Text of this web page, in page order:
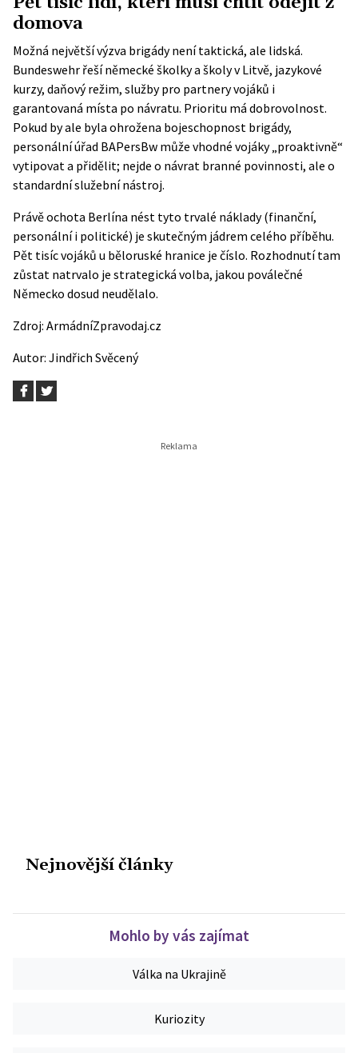
domova
Možná největší výzva brigády není taktická, ale lidská.
Bundeswehr řeší německé školky a školy v Litvě, jazykové
kurzy, daňový režim, služby pro partnery vojáků i
garantovaná místa po návratu. Prioritu má dobrovolnost.
Pokud by ale byla ohrožena bojeschopnost brigády,
personální úřad BAPersBw může vhodné vojáky „proaktivně“
vytipovat a přidělit; nejde o návrat branné povinnosti, ale o
standardní služební nástroj.
Právě ochota Berlína nést tyto trvalé náklady (finanční,
personální i politické) je skutečným jádrem celého příběhu.
Pět tisíc vojáků u běloruské hranice je číslo. Rozhodnutí tam
zůstat natrvalo je strategická volba, jakou poválečné
Německo dosud neudělalo.
Zdroj: ArmádníZpravodaj.cz
Autor: Jindřich Svěcený
Nejnovější články
Mohlo by vás zajímat
Válka na Ukrajině
Kuriozity